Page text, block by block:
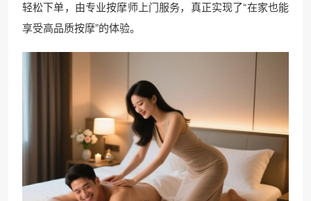
轻松下单，由专业按摩师上门服务，真正实现了“在家也能
享受高品质按摩”的体验。